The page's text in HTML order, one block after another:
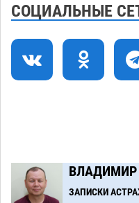
09:00
Лидеры
Никольской
18:00
Завтра
СОЦИАЛЬНЫЕ
ЗАПИСКИ